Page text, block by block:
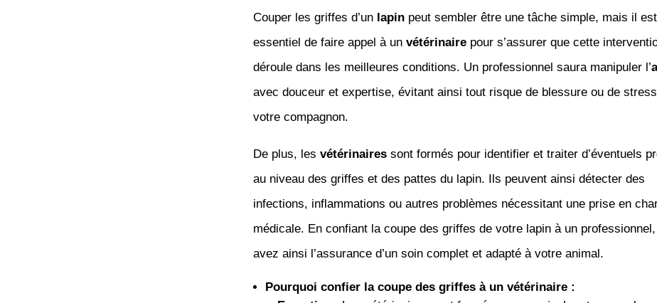
Couper les griffes d’un lapinpeut sembler être une tâche simple, mais il est
essentiel de faire appel à un vétérinairepour s’assurer que cette
déroule dans les meilleures conditions. Un professionnel saura manipuler l’
avec douceur et expertise, évitant ainsi tout risque de blessure ou de
votre compagnon.
De plus, les vétérinairessont formés pour identifier et traiter d’éventuels
au niveau des griffes et des pattes du lapin. Ils peuvent ainsi détecter des
infections, inflammations ou autres problèmes nécessitant une prise en
médicale. En confiant la coupe des griffes de votre lapin à un
avez ainsi l’assurance d’un soin complet et adapté à votre animal.
Pourquoi confier la coupe des griffes à un vétérinaire :